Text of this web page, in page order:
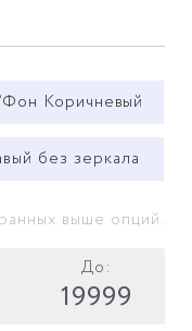
Коричневый
без зеркала
выше опций.
До:
19999